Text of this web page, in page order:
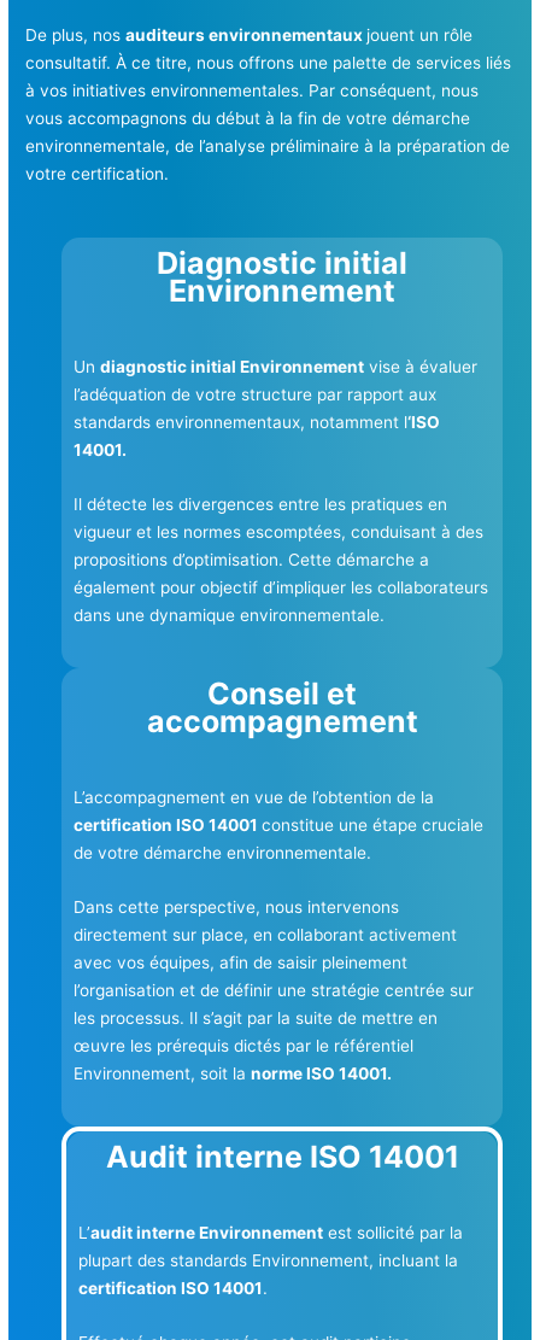
De plus, nosauditeurs environnementauxjouent un rôle
consultatif. À ce titre, nous offrons une palette de services liés
à vos initiatives environnementales. Par conséquent, nous
vous accompagnons du début à la fin de votre démarche
environnementale, de l’analyse préliminaire à la préparation de
votre certification.
Diagnostic initial
Environnement
Undiagnostic initial Environnement vise à évaluer
l’adéquation de votre structure par rapport aux
standards environnementaux, notamment l‘ISO
14001.
Il détecte les divergences entre les pratiques en
vigueur et les normes escomptées, conduisant à des
propositions d’optimisation. Cette démarche a
également pour objectif d’impliquer les collaborateurs
dans une dynamique environnementale.
Conseil et
accompagnement
L’accompagnement en vue de l’obtention de la
certification ISO 14001constitue une étape cruciale
de votre démarche environnementale.
Dans cette perspective, nous intervenons
directement sur place, en collaborant activement
avec vos équipes, afin de saisir pleinement
l’organisation et de définir une stratégie centrée sur
les processus. Il s’agit par la suite de mettre en
œuvre les prérequis dictés par le référentiel
Environnement, soit lanorme ISO 14001.
Audit interne ISO 14001
L’audit interne Environnement est sollicité par la
plupart des standards Environnement, incluant la
certification ISO 14001.